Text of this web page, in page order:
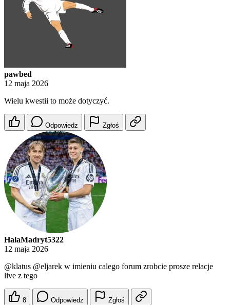
pawbed
12 maja 2026
Wielu kwestii to może dotyczyć.
Odpowiedz Zgłoś
HalaMadryt5322
12 maja 2026
@klatus @eljarek w imieniu calego forum zrobcie prosze relacje
live z tego
8 Odpowiedz Zgłoś